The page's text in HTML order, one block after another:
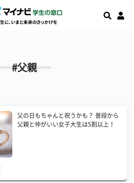
#父親
父の日もちゃんと祝うかも？ 普段から
父親と仲がいい女子大生は5割以上！